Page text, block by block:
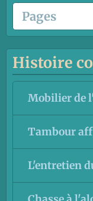
Histoire
Mobilier de
Tambour
L'entretien